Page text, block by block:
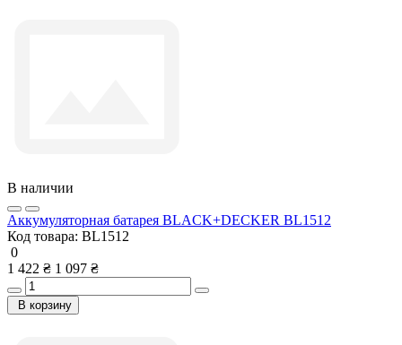
В наличии
Аккумуляторная батарея BLACK+DECKER BL1512
Код товара: BL1512
0
1 422 ₴ 1 097 ₴
В корзину